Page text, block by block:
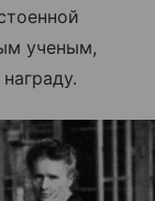
ученым,